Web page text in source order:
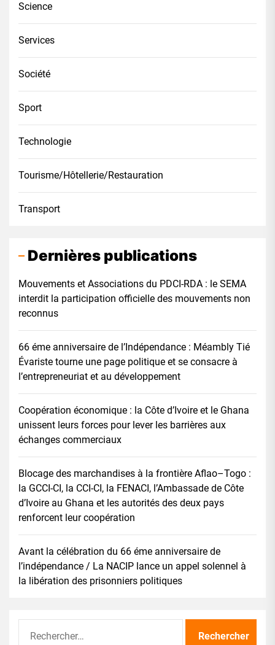
Science
Services
Société
Sport
Technologie
Tourisme/Hôtellerie/Restauration
Transport
Dernières publications
Mouvements et Associations du PDCI-RDA : le SEMA
interdit la participation officielle des mouvements non
reconnus
66 éme anniversaire de l’Indépendance : Méambly Tié
Évariste tourne une page politique et se consacre à
l’entrepreneuriat et au développement
Coopération économique : la Côte d’Ivoire et le Ghana
unissent leurs forces pour lever les barrières aux
échanges commerciaux
Blocage des marchandises à la frontière Aflao–Togo :
la GCCI-CI, la CCI-CI, la FENACI, l’Ambassade de Côte
d’Ivoire au Ghana et les autorités des deux pays
renforcent leur coopération
Avant la célébration du 66 éme anniversaire de
l’indépendance / La NACIP lance un appel solennel à
la libération des prisonniers politiques